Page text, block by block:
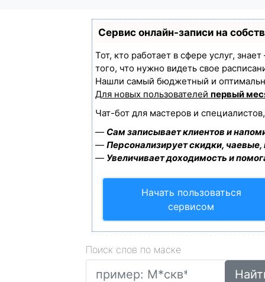
Сервис онлайн-записи на
Тот, кто работает в сфере услуг,
того, что нужно видеть свое
Нашли самый бюджетный и
Для новых пользователей первый
Чат-бот для мастеров и
— Сам записывает клиентов и
— Персонализирует скидки,
— Увеличивает доходимость и
Начать пользоваться
сервисом
Поиск слов по маске